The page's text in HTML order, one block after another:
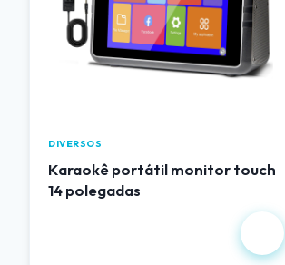
DIVERSOS
Karaokê portátil monitor touch
14 polegadas